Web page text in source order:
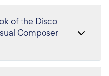
of the Disco
Composer